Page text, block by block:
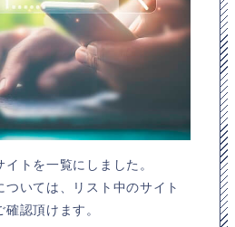
トを一覧にしました。
いては、リスト中のサイト
認頂けます。